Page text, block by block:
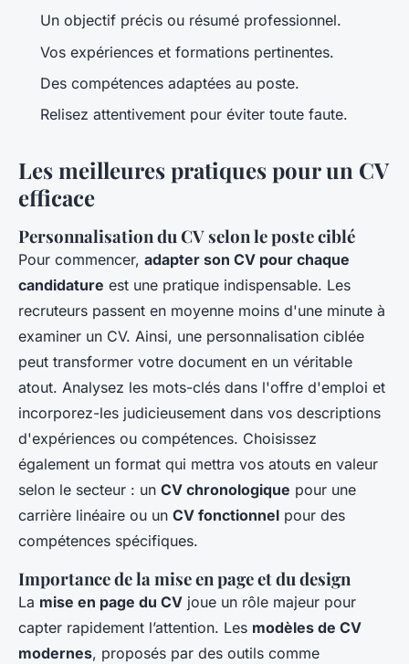
Un objectif précis ou résumé professionnel.
Vos expériences et formations pertinentes.
Des compétences adaptées au poste.
Relisez attentivement pour éviter toute faute.
Les meilleures pratiques pour un CV
efficace
Personnalisation du CV selon le poste ciblé
Pour commencer, adapter son CV pour chaque
candidature est une pratique indispensable. Les
recruteurs passent en moyenne moins d'une minute à
examiner un CV. Ainsi, une personnalisation ciblée
peut transformer votre document en un véritable
atout. Analysez les mots-clés dans l'offre d'emploi et
incorporez-les judicieusement dans vos descriptions
d'expériences ou compétences. Choisissez
également un format qui mettra vos atouts en valeur
selon le secteur : un CV chronologique pour une
carrière linéaire ou un CV fonctionnel pour des
compétences spécifiques.
Importance de la mise en page et du design
La mise en page du CV joue un rôle majeur pour
capter rapidement l’attention. Les modèles de CV
modernes, proposés par des outils comme